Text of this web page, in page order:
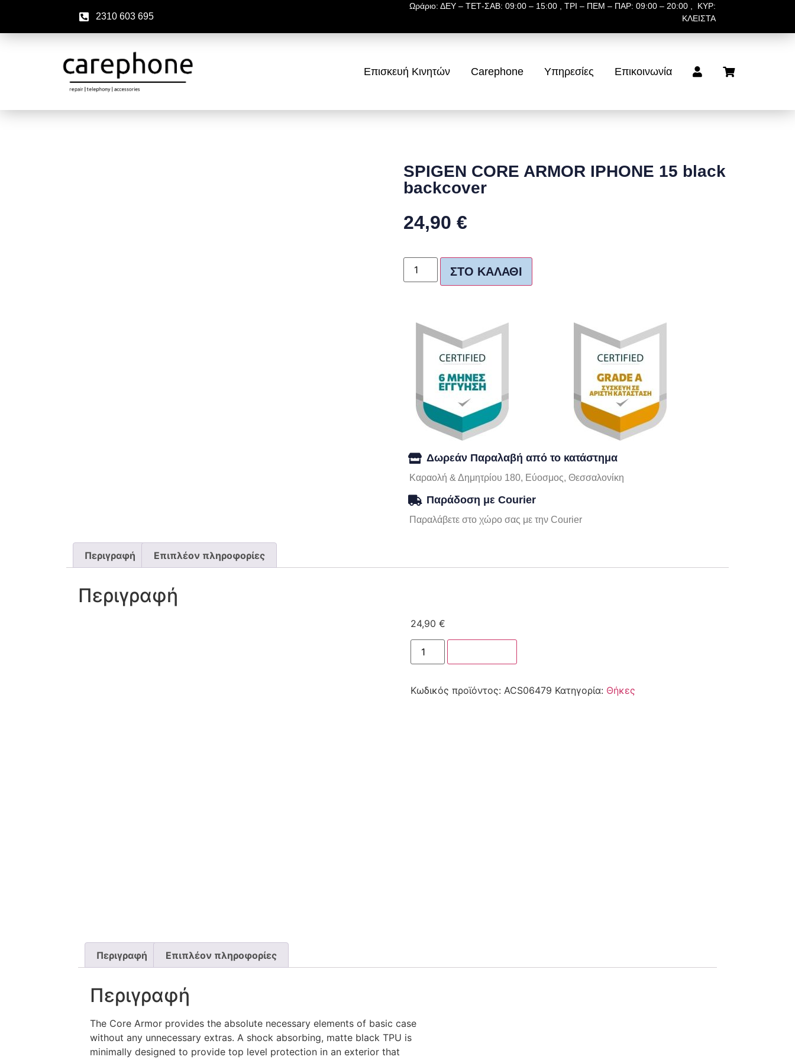
2310 603 695
Ωράριο: ΔΕΥ – ΤΕΤ-ΣΑΒ: 09:00 – 15:00 , ΤΡΙ – ΠΕΜ – ΠΑΡ: 09:00 – 20:00 , ΚΥΡ:
ΚΛΕΙΣΤΑ
Επισκευή Κινητών Carephone Υπηρεσίες Επικοινωνία
SPIGEN CORE ARMOR IPHONE 15 black
backcover
24,90 €
ΣΤΟ ΚΑΛΆΘΙ
Δωρεάν Παραλαβή από το κατάστημα
Καραολή & Δημητρίου 180, Εύοσμος, Θεσσαλονίκη
Παράδοση με Courier
Παραλάβετε στο χώρο σας με την Courier
Περιγραφή Επιπλέον πληροφορίες
Περιγραφή
24,90 €
Κωδικός προϊόντος: ACS06479 Κατηγορία: Θήκες
Περιγραφή Επιπλέον πληροφορίες
Περιγραφή
The Core Armor provides the absolute necessary elements of basic case
without any unnecessary extras. A shock absorbing, matte black TPU is
minimally designed to provide top level protection in an exterior that